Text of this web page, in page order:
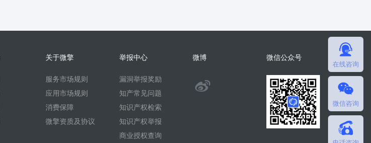
在线咨询
微信咨询
关于微擎
服务市场规则
应用市场规则
消费保障
微擎资质及协议
举报中心
漏洞举报奖励
知产常见问题
知识产权检索
知识产权举报
商业授权查询
微博 微信公众号